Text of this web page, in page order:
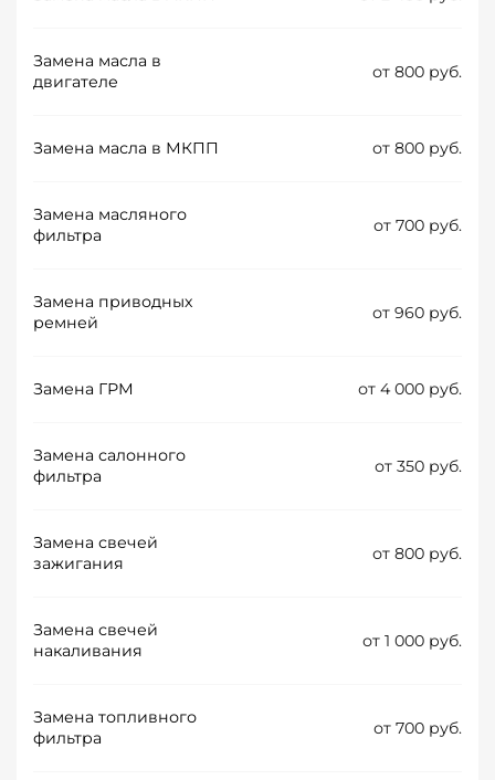
Замена масла в
двигателе
от 800 руб.
Замена масла в МКПП от 800 руб.
Замена масляного
фильтра
от 700 руб.
Замена приводных
ремней
от 960 руб.
Замена ГРМ от 4 000 руб.
Замена салонного
фильтра
от 350 руб.
Замена свечей
зажигания
от 800 руб.
Замена свечей
накаливания
от 1 000 руб.
Замена топливного
фильтра
от 700 руб.